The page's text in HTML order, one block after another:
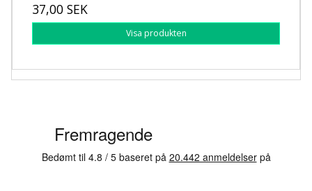
37,00 SEK
Visa produkten